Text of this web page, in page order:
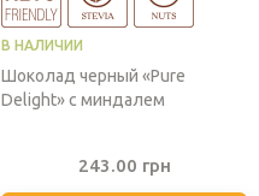
В НАЛИЧИИ
Шоколад черный «Pure
Delight» с миндалем
243.00 грн